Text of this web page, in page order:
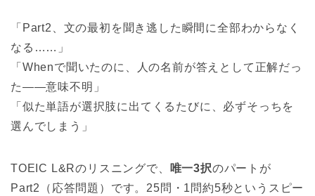
「Part2、文の最初を聞き逃した瞬間に全部わからなく
なる……」
「Whenで聞いたのに、人の名前が答えとして正解だっ
た——意味不明」
「似た単語が選択肢に出てくるたびに、必ずそっちを
選んでしまう」
TOEIC L&Rのリスニングで、 唯一3択のパートが
Part2（応答問題）です。25問・1問約5秒というスピー